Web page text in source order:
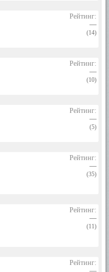
Рейтинг:
—
(14)
Рейтинг:
—
(10)
Рейтинг:
—
(5)
Рейтинг:
—
(35)
Рейтинг:
—
(11)
Рейтинг: